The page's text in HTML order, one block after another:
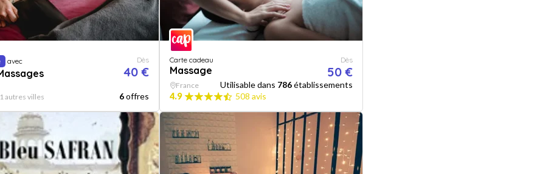
avec Dès
40 €
autres villes 6offres
Carte cadeau
Massage
Dès
50 €
France Utilisable dans 786établissements
4.9
508 avis